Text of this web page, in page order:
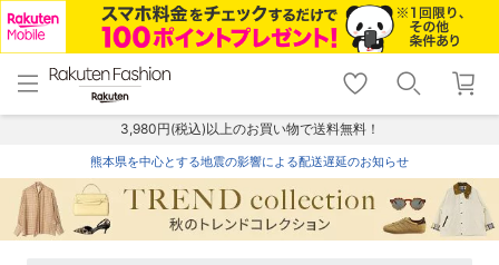
menu home
トップ
shopping_cart lock_outline
ログイン
3,980円(税込)以上のお買い物で送料無料！
熊本県を中心とする地震の影響による配送遅延のお知らせ